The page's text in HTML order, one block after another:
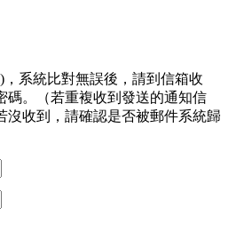
，系統比對無誤後，請到信箱收
碼。（若重複收到發送的通知信
沒收到，請確認是否被郵件系統歸